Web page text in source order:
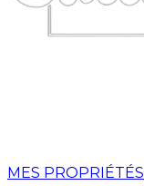
MES PROPRIÉTÉS